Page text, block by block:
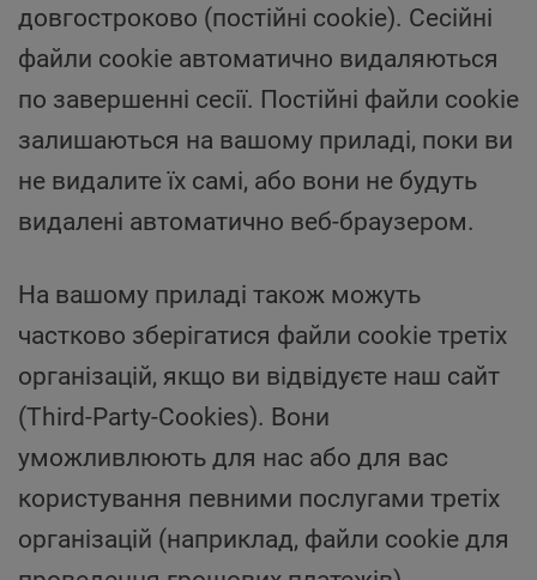
довгостроково (постійні cookie). Сесійні
файли cookie автоматично видаляються
по завершенні сесії. Постійні файли cookie
залишаються на вашому приладі, поки ви
не видалите їх самі, або вони не будуть
видалені автоматично веб-браузером.
На вашому приладі також можуть
частково зберігатися файли cookie третіх
організацій, якщо ви відвідуєте наш сайт
(Third-Party-Cookies). Вони
уможливлюють для нас або для вас
користування певними послугами третіх
організацій (наприклад, файли cookie для